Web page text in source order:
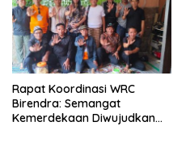
Rapat Koordinasi WRC
Birendra: Semangat
Kemerdekaan Diwujudkan